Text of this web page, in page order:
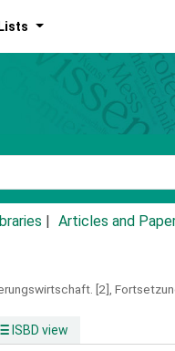
Lists
Articles and
[2],
ISBD view